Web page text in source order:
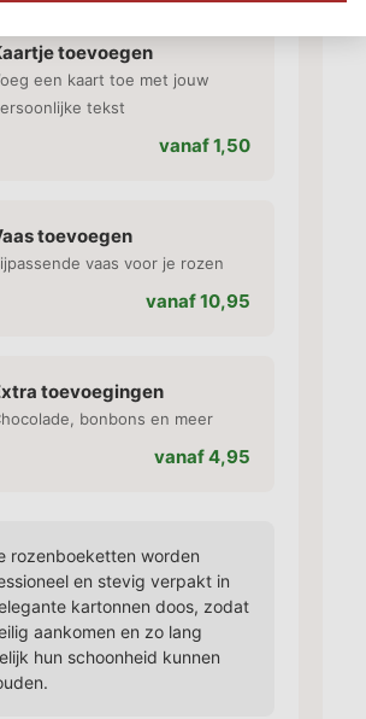
toevoegen
een kaart toe met jouw
tekst
vanaf 1,50
toevoegen
vaas voor je rozen
vanaf 10,95
toevoegingen
bonbons en meer
vanaf 4,95
rozenboeketten worden
en stevig verpakt in
kartonnen doos, zodat
aankomen en zo lang
hun schoonheid kunnen